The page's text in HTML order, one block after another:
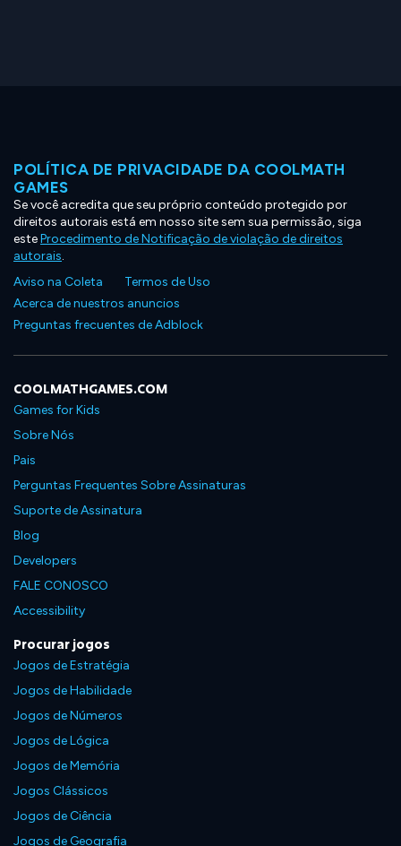
POLÍTICA DE PRIVACIDADE DA COOLMATH
GAMES
Se você acredita que seu próprio conteúdo protegido por
direitos autorais está em nosso site sem sua permissão, siga
esteProcedimento de Notificação de violação de direitos
autorais.
Aviso na Coleta
Termos de Uso
Acerca de nuestros anuncios
Preguntas frecuentes de Adblock
COOLMATHGAMES.COM
Games for Kids
Sobre Nós
Pais
Perguntas Frequentes Sobre Assinaturas
Suporte de Assinatura
Blog
Developers
FALE CONOSCO
Accessibility
Procurar jogos
Jogos de Estratégia
Jogos de Habilidade
Jogos de Números
Jogos de Lógica
Jogos de Memória
Jogos Clássicos
Jogos de Ciência
Jogos de Geografia